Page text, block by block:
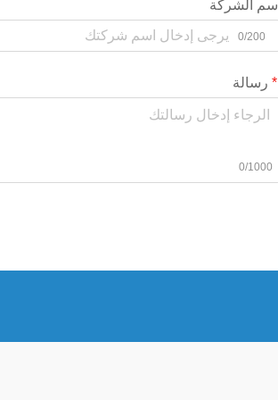
اسم الشركة
0/200
رسالة
0/1000